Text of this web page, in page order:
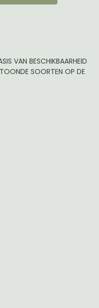
VAN BESCHIKBAARHEID
SOORTEN OP DE